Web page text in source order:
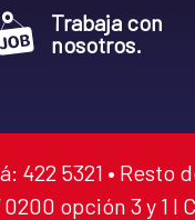
Trabaja con
nosotros.
5321 • Resto
opción 3 y 1 I